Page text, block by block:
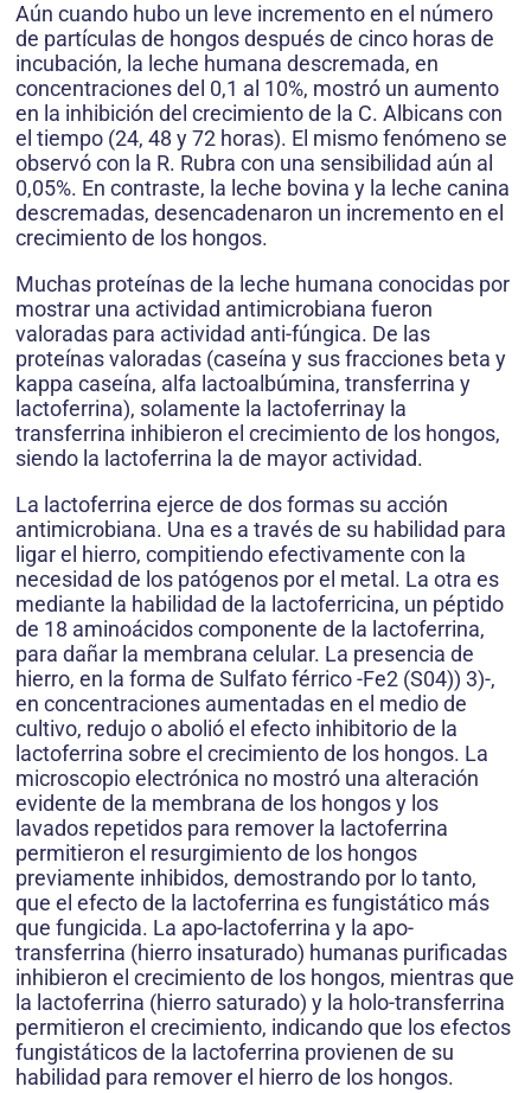
Aún cuando hubo un leve incremento en el número
de partículas de hongos después de cinco horas de
incubación, la leche humana descremada, en
concentraciones del 0,1 al 10%, mostró un aumento
en la inhibición del crecimiento de la C. Albicans con
el tiempo (24, 48 y 72 horas). El mismo fenómeno se
observó con la R. Rubra con una sensibilidad aún al
0,05%. En contraste, la leche bovina y la leche canina
descremadas, desencadenaron un incremento en el
crecimiento de los hongos.
Muchas proteínas de la leche humana conocidas por
mostrar una actividad antimicrobiana fueron
valoradas para actividad anti-fúngica. De las
proteínas valoradas (caseína y sus fracciones beta y
kappa caseína, alfa lactoalbúmina, transferrina y
lactoferrina), solamente la lactoferrinay la
transferrina inhibieron el crecimiento de los hongos,
siendo la lactoferrina la de mayor actividad.
La lactoferrina ejerce de dos formas su acción
antimicrobiana. Una es a través de su habilidad para
ligar el hierro, compitiendo efectivamente con la
necesidad de los patógenos por el metal. La otra es
mediante la habilidad de la lactoferricina, un péptido
de 18 aminoácidos componente de la lactoferrina,
para dañar la membrana celular. La presencia de
hierro, en la forma de Sulfato férrico -Fe2 (S04)) 3)-,
en concentraciones aumentadas en el medio de
cultivo, redujo o abolió el efecto inhibitorio de la
lactoferrina sobre el crecimiento de los hongos. La
microscopio electrónica no mostró una alteración
evidente de la membrana de los hongos y los
lavados repetidos para remover la lactoferrina
permitieron el resurgimiento de los hongos
previamente inhibidos, demostrando por lo tanto,
que el efecto de la lactoferrina es fungistático más
que fungicida. La apo-lactoferrina y la apo-
transferrina (hierro insaturado) humanas purificadas
inhibieron el crecimiento de los hongos, mientras que
la lactoferrina (hierro saturado) y la holo-transferrina
permitieron el crecimiento, indicando que los efectos
fungistáticos de la lactoferrina provienen de su
habilidad para remover el hierro de los hongos.